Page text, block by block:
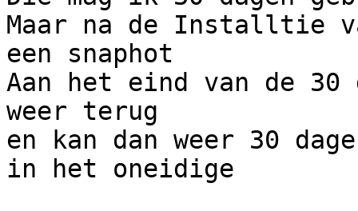
Maar na de Installtie
een snaphot
Aan het eind van de
weer terug
en kan dan weer 30
in het oneidige